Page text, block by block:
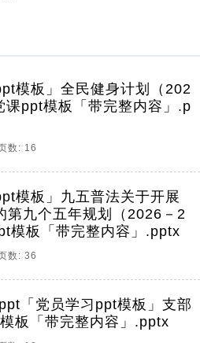
模板」全民健身计划（202
ppt模板「带完整内容」.p
数: 16
模板」九五普法关于开展
第九个五年规划（2026－2
模板「带完整内容」.pptx
数: 36
「党员学习ppt模板」支部
板「带完整内容」.pptx